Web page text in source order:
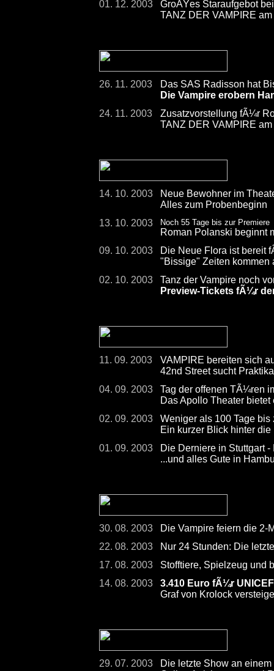
01. 12. 2003
GroÃŸes Staraufgebot
TANZ DER VAMPIRE
26. 11. 2003
Das SAS Radisson hat
Die Vampire erobern
24. 11. 2003
Zusatzvorstellung fÃ¼r
TANZ DER VAMPIRE
14. 10. 2003
Neue Bewohner im
Alles zum Probenbeginn
13. 10. 2003
Noch 55 Tage bis zur Premiere
Roman Polanski beginnt
09. 10. 2003
Die Neue Flora ist bereit
"Bissige" Zeiten kommen
02. 10. 2003
Tanz der Vampire noch
Preview-Tickets fÃ¼r
11. 09. 2003
VAMPIRE bereiten sich
42nd Street sucht
04. 09. 2003
Tag der offenen TÃ¼ren
Das Apollo Theater
02. 09. 2003
Weniger als 100 Tage
Ein kurzer Blick hinter
01. 09. 2003
Die Derniere in Stuttgart -
...und alles Gute in
30. 08. 2003
Die Vampire feiern die 2-
22. 08. 2003
Nur 24 Stunden: Die
17. 08. 2003
Stofftiere, Spielzeug und
14. 08. 2003
3.410 Euro fÃ¼r UNICEF
Graf von Krolock
29. 07. 2003
Die letzte Show an